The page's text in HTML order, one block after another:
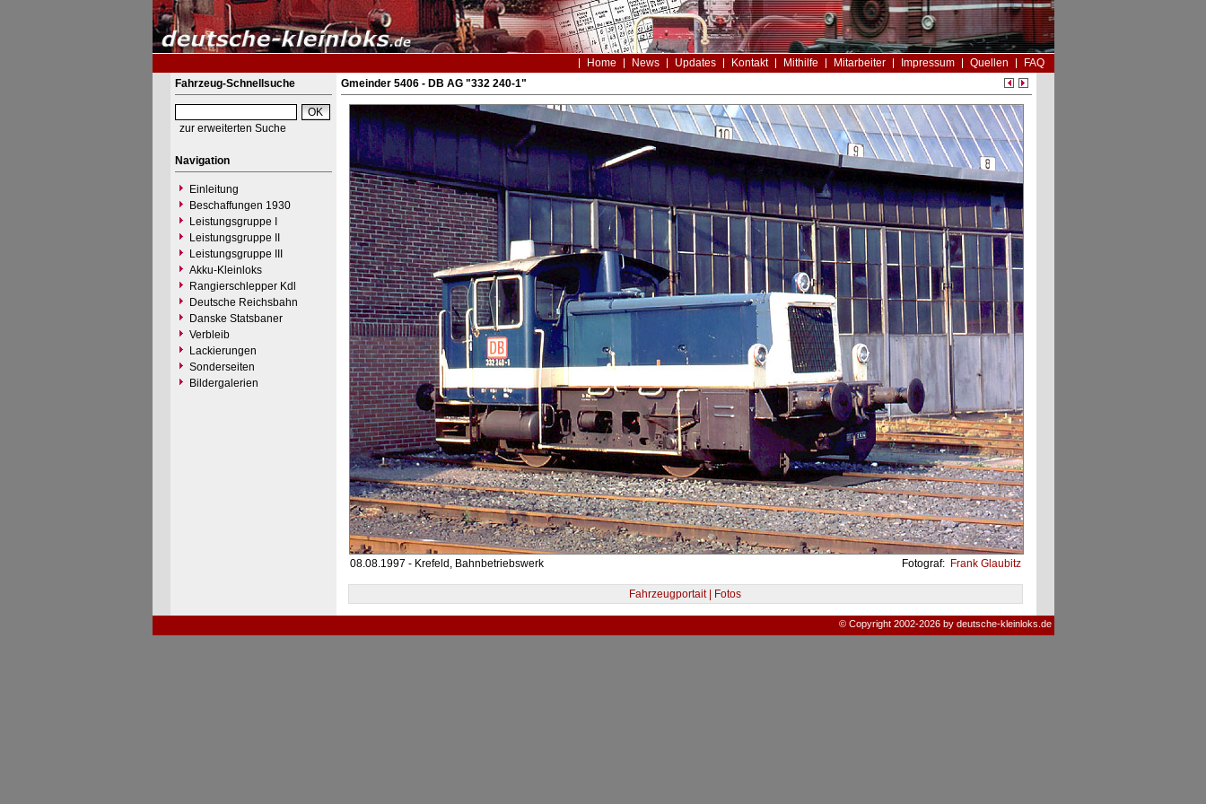
Home News Updates Kontakt Mithilfe Mitarbeiter Impressum Quellen
FAQ
Fahrzeug-Schnellsuche
zur erweiterten Suche
Navigation
Einleitung
Beschaffungen 1930
Leistungsgruppe I
Leistungsgruppe II
Leistungsgruppe III
Akku-Kleinloks
Rangierschlepper Kdl
Deutsche Reichsbahn
Danske Statsbaner
Verbleib
Lackierungen
Sonderseiten
Bildergalerien
Gmeinder 5406 - DB AG "332 240-1"
08.08.1997 - Krefeld, Bahnbetriebswerk Fotograf: Frank Glaubitz
Fahrzeugportait | Fotos
© Copyright 2002-2026 by deutsche-kleinloks.de